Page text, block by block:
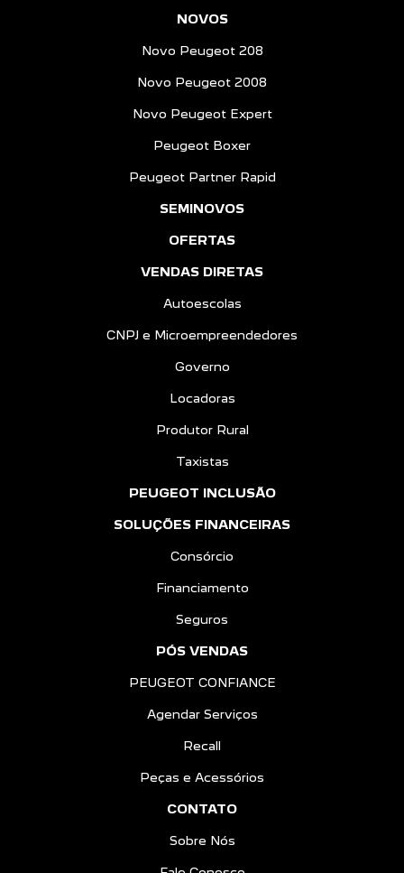
NOVOS
Novo Peugeot 208
Novo Peugeot 2008
Novo Peugeot Expert
Peugeot Boxer
Peugeot Partner Rapid
SEMINOVOS
OFERTAS
VENDAS DIRETAS
Autoescolas
CNPJ e Microempreendedores
Governo
Locadoras
Produtor Rural
Taxistas
PEUGEOT INCLUSÃO
SOLUÇÕES FINANCEIRAS
Consórcio
Financiamento
Seguros
PÓS VENDAS
PEUGEOT CONFIANCE
Agendar Serviços
Recall
Peças e Acessórios
CONTATO
Sobre Nós